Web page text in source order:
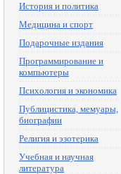
История и политика
Медицина и спорт
Подарочные издания
Программирование и
компьютеры
Психология и экономика
Публицистика, мемуары,
биографии
Религия и эзотерика
Учебная и научная
литература